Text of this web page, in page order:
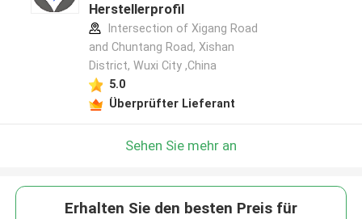
Herstellerprofil
Intersection of Xigang Road
and Chuntang Road, Xishan
District, Wuxi City ,China
5.0
Überprüfter Lieferant
Sehen Sie mehr an
Erhalten Sie den besten Preis für